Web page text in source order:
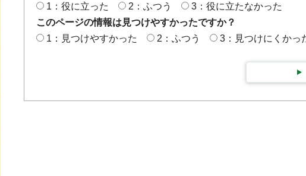
1：役に立った
2：ふつう
3：役に立たなかった
このページの情報は見つけやすかったですか？
1：見つけやすかった
2：ふつう 3：見つけにくかっ